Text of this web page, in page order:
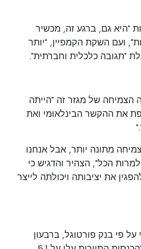
"היא גם, ברגע זה, מכשיר
ועם השקת הקמפיין, "יותר
"תגובה כלכלית וחברתית".
הצמיחה של מגזר זה "הייתה
את ההקשר הבינלאומי ואת
מתונה יותר, אבל אנחנו
הכל", הצהיר והדגיש כי
את יציבותה ויכולתה לייצר
על פי בנק פורטוגל, ברבעון